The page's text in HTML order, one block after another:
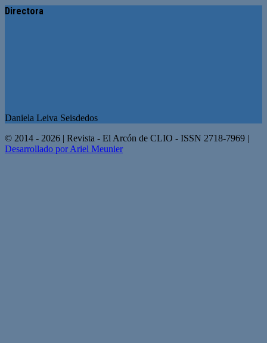
Directora
Daniela Leiva Seisdedos
© 2014 - 2026 | Revista - El Arcón de CLIO - ISSN 2718-7969 |
Desarrollado por Ariel Meunier